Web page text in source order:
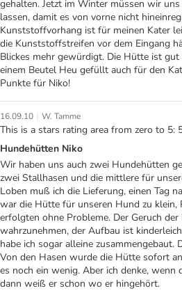
gehalten. Jetzt im Winter müssen wir
lassen, damit es von vorne nicht
Kunststoffvorhang ist für meinen Kater
die Kunststoffstreifen vor dem Eingang
Blickes mehr gewürdigt. Die Hütte ist
einem Beutel Heu gefüllt auch für den
Punkte für Niko!
16.09.10 | W. Tamme
This is a stars rating area from zero to 5:
Hundehütten Niko
Wir haben uns auch zwei Hundehütten
zwei Stallhasen und die mittlere für
Loben muß ich die Lieferung, einen Tag
war die Hütte für unseren Hund zu klein,
erfolgten ohne Probleme. Der Geruch
wahrzunehmen, der Aufbau ist
habe ich sogar alleine zusammengebaut.
Von den Hasen wurde die Hütte sofort
es noch ein wenig. Aber ich denke,
dann weiß er schon wo er hingehört.